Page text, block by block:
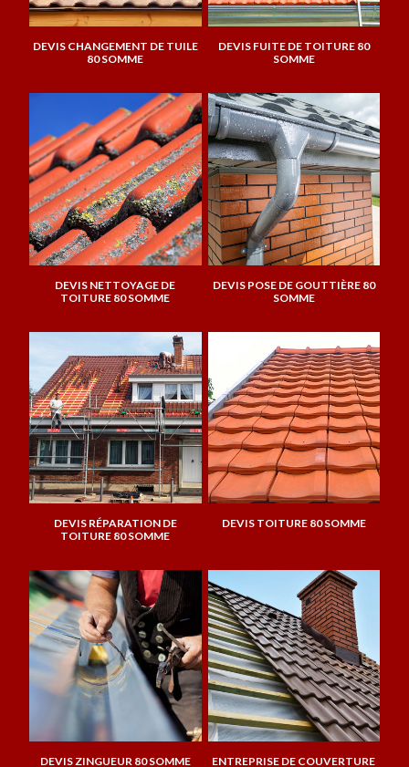
DEVIS CHANGEMENT DE TUILE
80 SOMME
DEVIS FUITE DE TOITURE 80
SOMME
DEVIS NETTOYAGE DE
TOITURE 80 SOMME
DEVIS POSE DE GOUTTIÈRE 80
SOMME
DEVIS RÉPARATION DE
TOITURE 80 SOMME
DEVIS TOITURE 80 SOMME
DEVIS ZINGUEUR 80 SOMME
ENTREPRISE DE COUVERTURE